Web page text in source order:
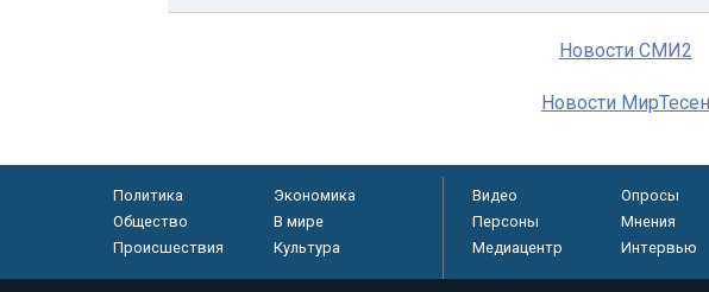
Новости СМИ2
Новости МирТесен
Политика
Экономика
Общество
В мире
Происшествия
Культура
Видео Опросы
Персоны
Мнения
Медиацентр
Интервью